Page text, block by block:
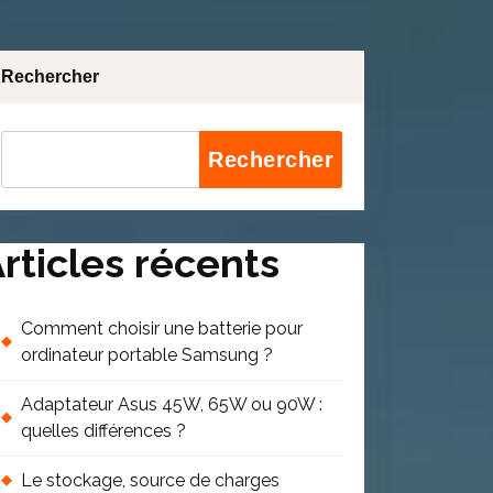
Rechercher
Rechercher
récents
Comment choisir une batterie pour
ordinateur portable Samsung ?
Adaptateur Asus 45W, 65W ou 90W :
quelles différences ?
Le stockage, source de charges